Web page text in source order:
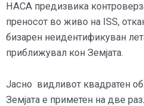
НАСА предизвика
преносот во живо на ISS,
бизарен неидентификуван
приближувал кон Земјата.
Јасно видливот квадратен
Земјата е приметен на две